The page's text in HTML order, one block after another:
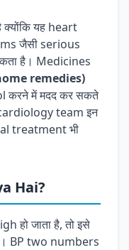
यह heart
जैसी serious
है। Medicines
remedies)
करने में मदद कर सकते
cardiology team इन
treatment भी
Hai?
हो जाता है, तो इसे
BP two numbers